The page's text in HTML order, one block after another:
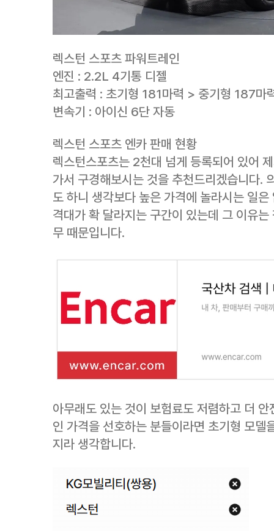
렉스턴 스포츠 파워트레인
엔진 : 2.2L 4기통 디젤
최고출력 : 초기형 181마력 > 중기형 187마
변속기 : 아이신 6단 자동
렉스턴 스포츠 엔카 판매 현황
렉스턴스포츠는 2천대 넘게 등록되어 있어
가서 구경해보시는 것을 추천드리겠습니다.
도 하니 생각보다 높은 가격에 놀라시는 일
격대가 확 달라지는 구간이 있는데 그 이유
무 때문입니다.
아무래도 있는 것이 보험료도 저렴하고 더
인 가격을 선호하는 분들이라면 초기형 모델
지라 생각합니다.